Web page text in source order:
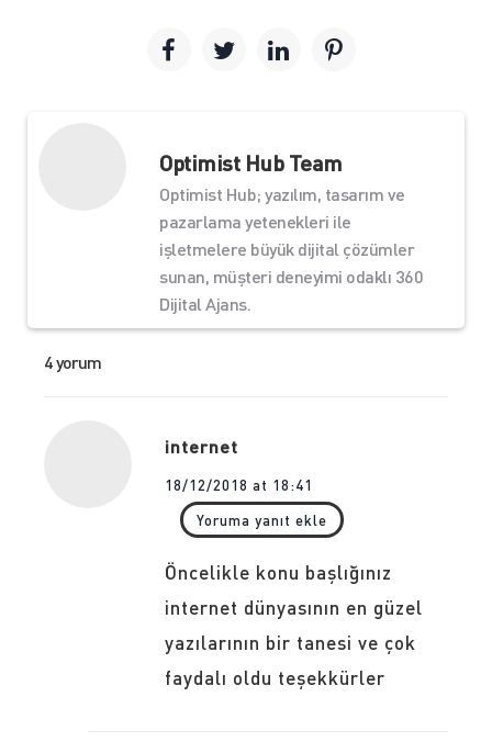
Optimist Hub Team
Optimist Hub; yazılım, tasarım ve
pazarlama yetenekleri ile
işletmelere büyük dijital çözümler
sunan, müşteri deneyimi odaklı 360
Dijital Ajans.
4 yorum
internet
18/12/2018 at 18:41
Yoruma yanıt ekle
Öncelikle konu başlığınız
internet dünyasının en güzel
yazılarının bir tanesi ve çok
faydalı oldu teşekkürler